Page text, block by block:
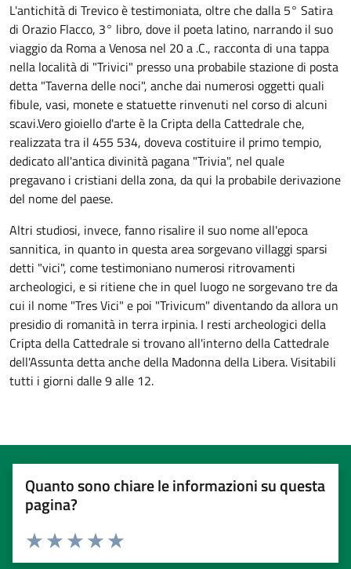
L'antichità di Trevico è testimoniata, oltre che dalla 5° Satira
di Orazio Flacco, 3° libro, dove il poeta latino, narrando il suo
viaggio da Roma a Venosa nel 20 a .C., racconta di una tappa
nella località di "Trivici" presso una probabile stazione di posta
detta "Taverna delle noci", anche dai numerosi oggetti quali
fibule, vasi, monete e statuette rinvenuti nel corso di alcuni
scavi.Vero gioiello d'arte è la Cripta della Cattedrale che,
realizzata tra il 455 534, doveva costituire il primo tempio,
dedicato all'antica divinità pagana "Trivia", nel quale
pregavano i cristiani della zona, da qui la probabile derivazione
del nome del paese.
Altri studiosi, invece, fanno risalire il suo nome all'epoca
sannitica, in quanto in questa area sorgevano villaggi sparsi
detti "vici", come testimoniano numerosi ritrovamenti
archeologici, e si ritiene che in quel luogo ne sorgevano tre da
cui il nome "Tres Vici" e poi "Trivicum" diventando da allora un
presidio di romanità in terra irpinia. I resti archeologici della
Cripta della Cattedrale si trovano all'interno della Cattedrale
dell'Assunta detta anche della Madonna della Libera. Visitabili
tutti i giorni dalle 9 alle 12.
Quanto sono chiare le informazioni su questa
pagina?
Valuta 5 stelle su 5
Valuta 4 stelle su 5
Valuta 3 stelle su 5
Valuta 2 stelle su 5
Valuta 1 stelle su 5